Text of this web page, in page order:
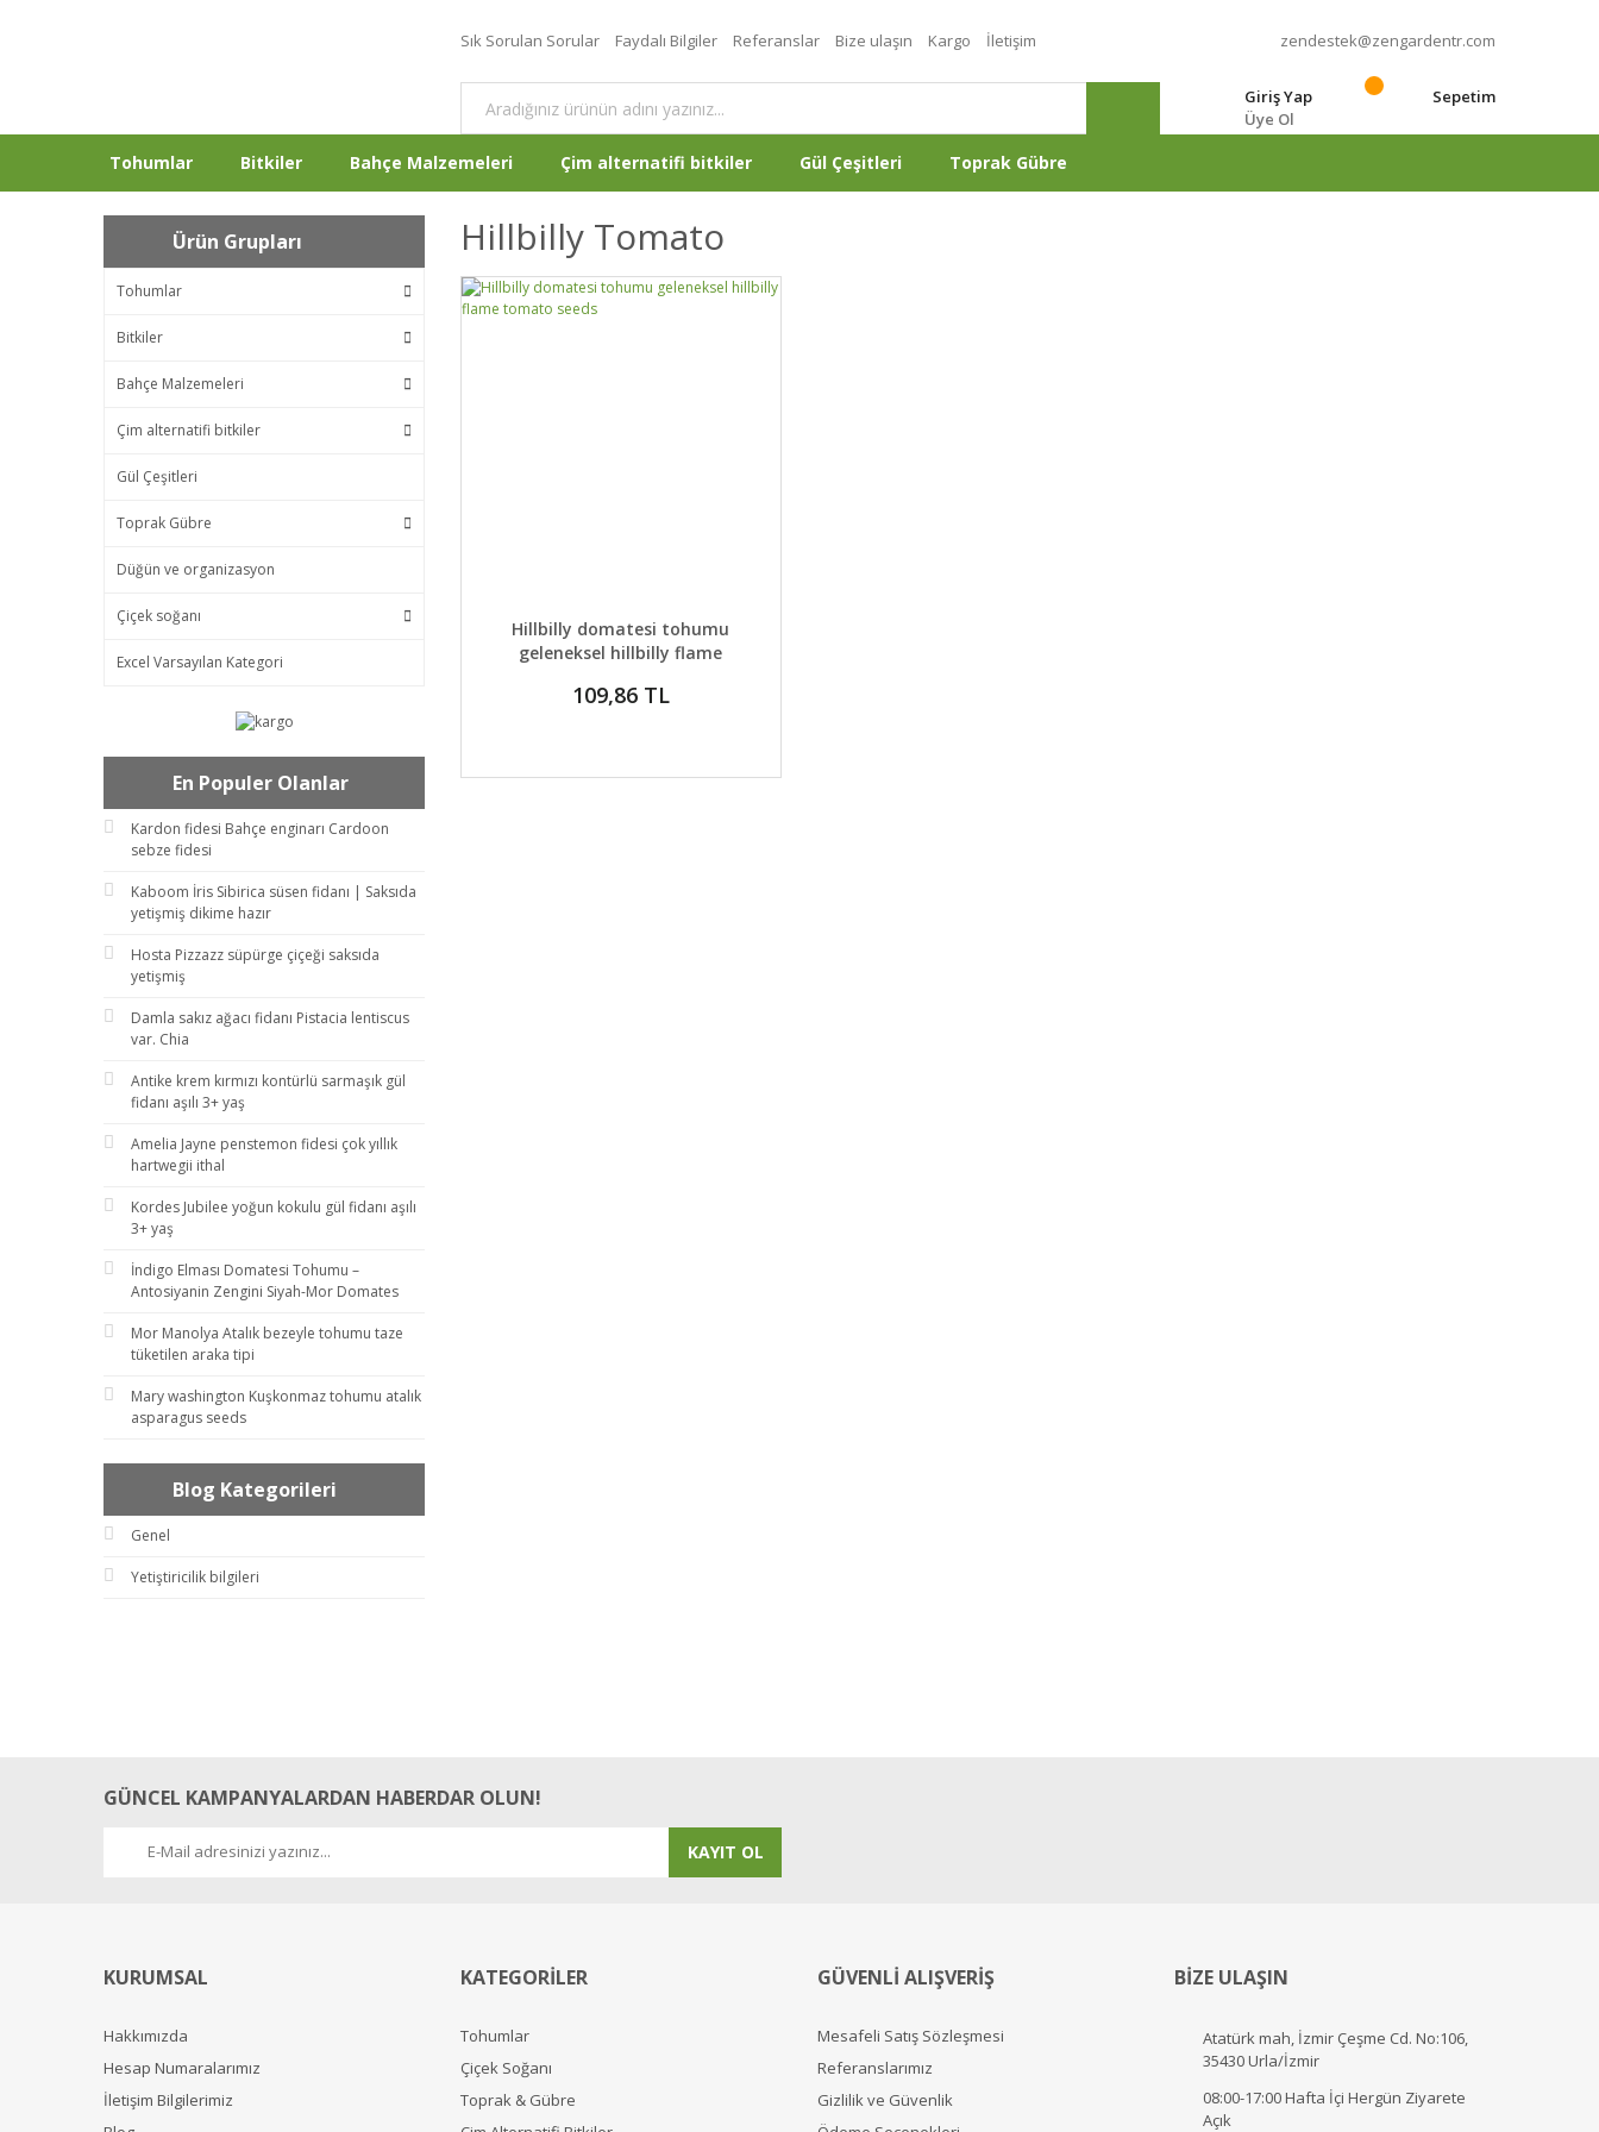
Sık Sorulan Sorular Faydalı Bilgiler Referanslar Bize ulaşın Kargo İletişim zendestek@zengardentr.com
Giriş Yap
Üye Ol
Sepetim
Tohumlar Bitkiler Bahçe Malzemeleri Çim alternatifi bitkiler Gül Çeşitleri Toprak Gübre
Ürün Grupları
Tohumlar
Bitkiler
Bahçe Malzemeleri
Çim alternatifi bitkiler
Gül Çeşitleri
Toprak Gübre
Düğün ve organizasyon
Çiçek soğanı
Excel Varsayılan Kategori
En Populer Olanlar
Kardon fidesi Bahçe enginarı Cardoon
sebze fidesi
Kaboom İris Sibirica süsen fidanı | Saksıda
yetişmiş dikime hazır
Hosta Pizzazz süpürge çiçeği saksıda
yetişmiş
Damla sakız ağacı fidanı Pistacia lentiscus
var. Chia
Antike krem kırmızı kontürlü sarmaşık gül
fidanı aşılı 3+ yaş
Amelia Jayne penstemon fidesi çok yıllık
hartwegii ithal
Kordes Jubilee yoğun kokulu gül fidanı aşılı
3+ yaş
İndigo Elması Domatesi Tohumu –
Antosiyanin Zengini Siyah-Mor Domates
Mor Manolya Atalık bezeyle tohumu taze
tüketilen araka tipi
Mary washington Kuşkonmaz tohumu atalık
asparagus seeds
Blog Kategorileri
Genel
Yetiştiricilik bilgileri
Hillbilly Tomato
DETAYLAR SEPETE EKLE
Hillbilly domatesi tohumu
geleneksel hillbilly flame
109,86 TL
GÜNCEL KAMPANYALARDAN HABERDAR OLUN!
KAYIT OL
KURUMSAL
Hakkımızda
Hesap Numaralarımız
İletişim Bilgilerimiz
KATEGORİLER
Tohumlar
Çiçek Soğanı
Toprak & Gübre
GÜVENLİ ALIŞVERİŞ
Mesafeli Satış Sözleşmesi
Referanslarımız
Gizlilik ve Güvenlik
BİZE ULAŞIN
Atatürk mah, İzmir Çeşme Cd. No:106,
35430 Urla/İzmir
08:00-17:00 Hafta İçi Hergün Ziyarete
Açık